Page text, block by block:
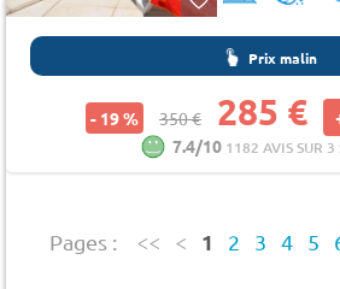
Prix malin
- 19 % 350 € 285 €
7.4/10 1182 AVIS SUR 3
Pages : << < 1 2 3 4 5